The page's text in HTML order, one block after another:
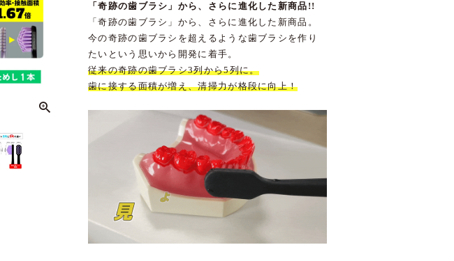
「奇跡の歯ブラシ」から、さらに進化した新商品!!
「奇跡の歯ブラシ」から、さらに進化した新商品。
今の奇跡の歯ブラシを超えるような歯ブラシを作り
たいという思いから開発に着手。
従来の奇跡の歯ブラシ3列から5列に。
歯に接する面積が増え、清掃力が格段に向上！